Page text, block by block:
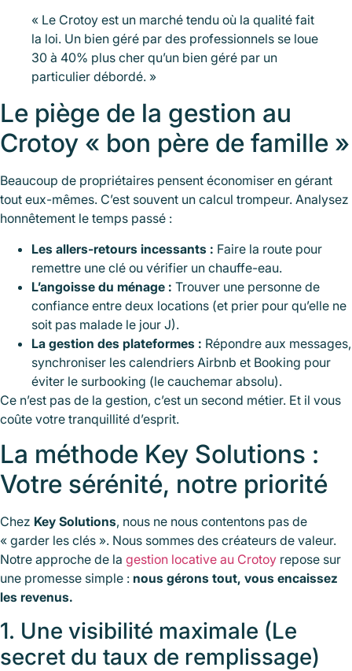
« Le Crotoy est un marché tendu où la qualité fait
la loi. Un bien géré par des professionnels se loue
30 à 40% plus cher qu’un bien géré par un
particulier débordé. »
Le piège de la gestion au
Crotoy « bon père de famille »
Beaucoup de propriétaires pensent économiser en gérant
tout eux-mêmes. C’est souvent un calcul trompeur. Analysez
honnêtement le temps passé :
Les allers-retours incessants : Faire la route pour
remettre une clé ou vérifier un chauffe-eau.
L’angoisse du ménage : Trouver une personne de
confiance entre deux locations (et prier pour qu’elle ne
soit pas malade le jour J).
La gestion des plateformes : Répondre aux messages,
synchroniser les calendriers Airbnb et Booking pour
éviter le surbooking (le cauchemar absolu).
Ce n’est pas de la gestion, c’est un second métier. Et il vous
coûte votre tranquillité d’esprit.
La méthode Key Solutions :
Votre sérénité, notre priorité
Chez Key Solutions, nous ne nous contentons pas de
« garder les clés ». Nous sommes des créateurs de valeur.
Notre approche de la gestion locative au Crotoy repose sur
une promesse simple : nous gérons tout, vous encaissez
les revenus.
1. Une visibilité maximale (Le
secret du taux de remplissage)